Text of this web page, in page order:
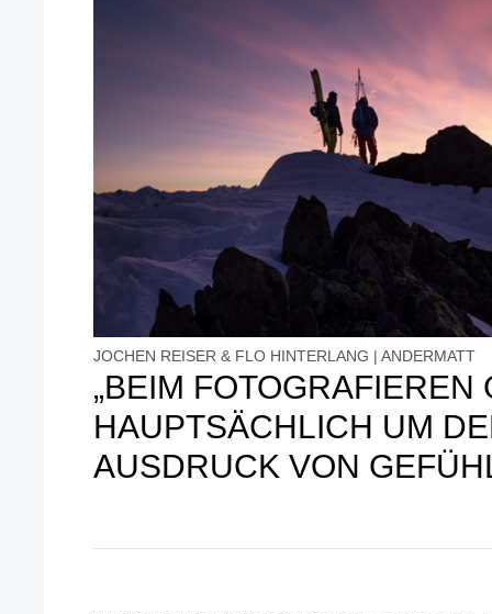
JOCHEN REISER & FLO HINTERLANG | ANDERMATT
„BEIM FOTOGRAFIEREN
HAUPTSÄCHLICH UM
AUSDRUCK VON